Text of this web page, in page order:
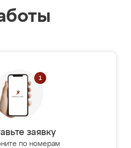
заявку
по номерам